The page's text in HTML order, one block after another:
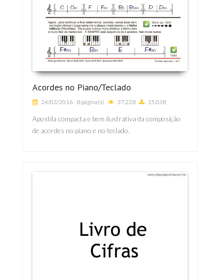
Acordes no Piano/Teclado
24/03/2016 8 página(s) 37.228 15.038
Apostila compacta e bem ilustrativa da composição
de acordes no piano e no teclado.